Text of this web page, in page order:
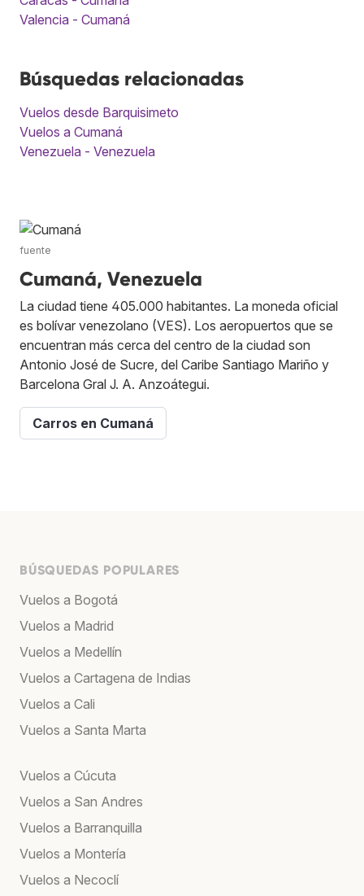
Valencia - Cumaná
Búsquedas relacionadas
Vuelos desde Barquisimeto
Vuelos a Cumaná
Venezuela - Venezuela
fuente
Cumaná, Venezuela
La ciudad tiene 405.000 habitantes. La moneda oficial
es bolívar venezolano (VES). Los aeropuertos que se
encuentran más cerca del centro de la ciudad son
Antonio José de Sucre, del Caribe Santiago Mariño y
Barcelona Gral J. A. Anzoátegui.
Carros en Cumaná
BÚSQUEDAS POPULARES
Vuelos a Bogotá
Vuelos a Madrid
Vuelos a Medellín
Vuelos a Cartagena de Indias
Vuelos a Cali
Vuelos a Santa Marta
Vuelos a Cúcuta
Vuelos a San Andres
Vuelos a Barranquilla
Vuelos a Montería
Vuelos a Necoclí